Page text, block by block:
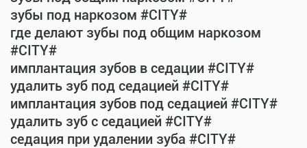
зубы под наркозом #CITY#
где делают зубы под общим наркозом
#CITY#
имплантация зубов в седации #CITY#
удалить зуб под седацией #CITY#
имплантация зубов под седацией #CITY#
удалить зуб с седацией #CITY#
седация при удалении зуба #CITY#